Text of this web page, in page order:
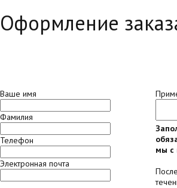
Оформление
Ваше имя
Фамилия
Телефон
Электронная почта
мы с